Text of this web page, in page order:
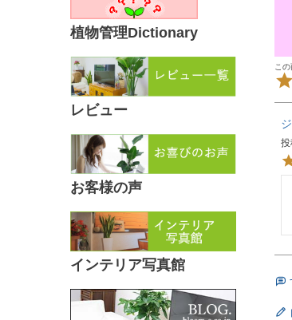
植物管理Dictionary
レビュー
お客様の声
インテリア写真館
投